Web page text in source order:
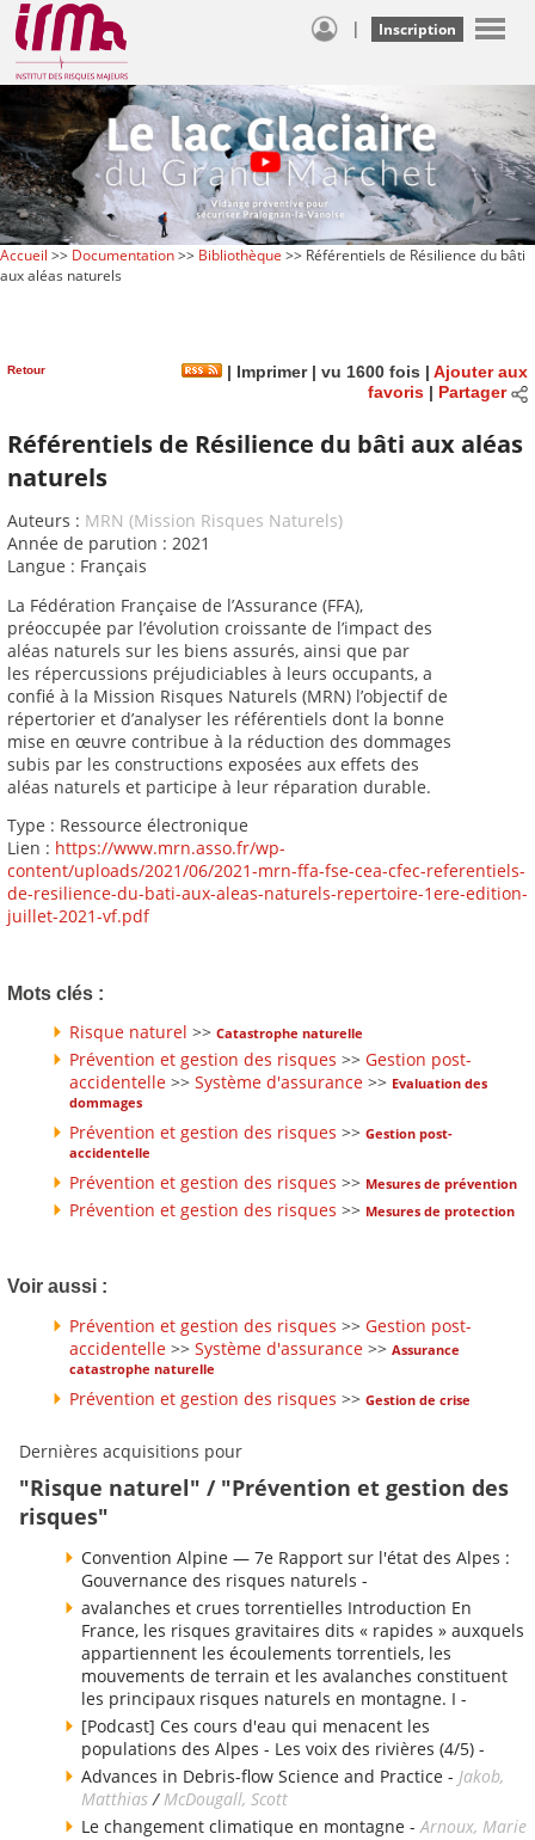
| Inscription
Accueil >> Documentation>> Bibliothèque >> Référentiels de Résilience du bâti
aux aléas naturels
Retour | Imprimer| vu 1600 fois | Ajouter aux
favoris| Partager
Référentiels de Résilience du bâti aux aléas
naturels
Auteurs : MRN (Mission Risques Naturels)
Année de parution : 2021
Langue : Français
La Fédération Française de l’Assurance (FFA),
préoccupée par l’évolution croissante de l’impact des
aléas naturels sur les biens assurés, ainsi que par
les répercussions préjudiciables à leurs occupants, a
confié à la Mission Risques Naturels (MRN) l’objectif de
répertorier et d’analyser les référentiels dont la bonne
mise en œuvre contribue à la réduction des dommages
subis par les constructions exposées aux effets des
aléas naturels et participe à leur réparation durable.
Type : Ressource électronique
Lien : https://www.mrn.asso.fr/wp-
content/uploads/2021/06/2021-mrn-ffa-fse-cea-cfec-referentiels-
de-resilience-du-bati-aux-aleas-naturels-repertoire-1ere-edition-
juillet-2021-vf.pdf
Mots clés :
Risque naturel >> Catastrophe naturelle
Prévention et gestion des risques >> Gestion post-
accidentelle >> Système d'assurance >> Evaluation des
dommages
Prévention et gestion des risques >> Gestion post-
accidentelle
Prévention et gestion des risques >> Mesures de prévention
Prévention et gestion des risques >> Mesures de protection
Voir aussi :
Prévention et gestion des risques >> Gestion post-
accidentelle >> Système d'assurance >> Assurance
catastrophe naturelle
Prévention et gestion des risques >> Gestion de crise
Dernières acquisitions pour
"Risque naturel" / "Prévention et gestion des
risques"
Convention Alpine — 7e Rapport sur l'état des Alpes :
Gouvernance des risques naturels -
avalanches et crues torrentielles Introduction En
France, les risques gravitaires dits « rapides » auxquels
appartiennent les écoulements torrentiels, les
mouvements de terrain et les avalanches constituent
les principaux risques naturels en montagne. I -
[Podcast] Ces cours d'eau qui menacent les
populations des Alpes - Les voix des rivières (4/5) -
Advances in Debris-flow Science and Practice - Jakob,
Matthias/McDougall, Scott
Le changement climatique en montagne -Arnoux, Marie